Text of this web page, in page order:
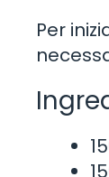
Per